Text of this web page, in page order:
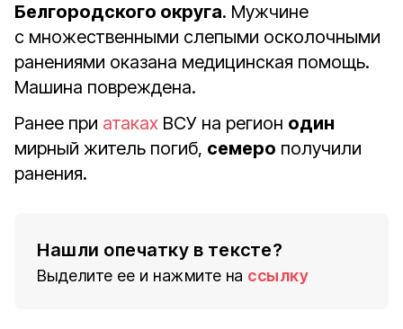
Белгородского округа. Мужчине
с множественными слепыми осколочными
ранениями оказана медицинская помощь.
Машина повреждена.
Ранее при атаках ВСУ на регион один
мирный житель погиб, семеро получили
ранения.
Нашли опечатку в тексте?
Выделите ее и нажмите на ссылку